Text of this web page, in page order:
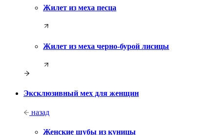
Жилет из меха песца
Жилет из меха черно-бурой лисицы
Эксклюзивный мех для женщин
назад
Женские шубы из куницы